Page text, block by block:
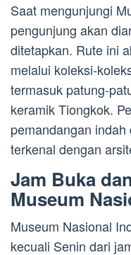
Saat mengunjungi
pengunjung akan
ditetapkan. Rute ini
melalui koleksi-
termasuk patung-
keramik Tiongkok.
pemandangan
terkenal dengan
Jam Buka
Museum
Museum Nasional
kecuali Senin dari